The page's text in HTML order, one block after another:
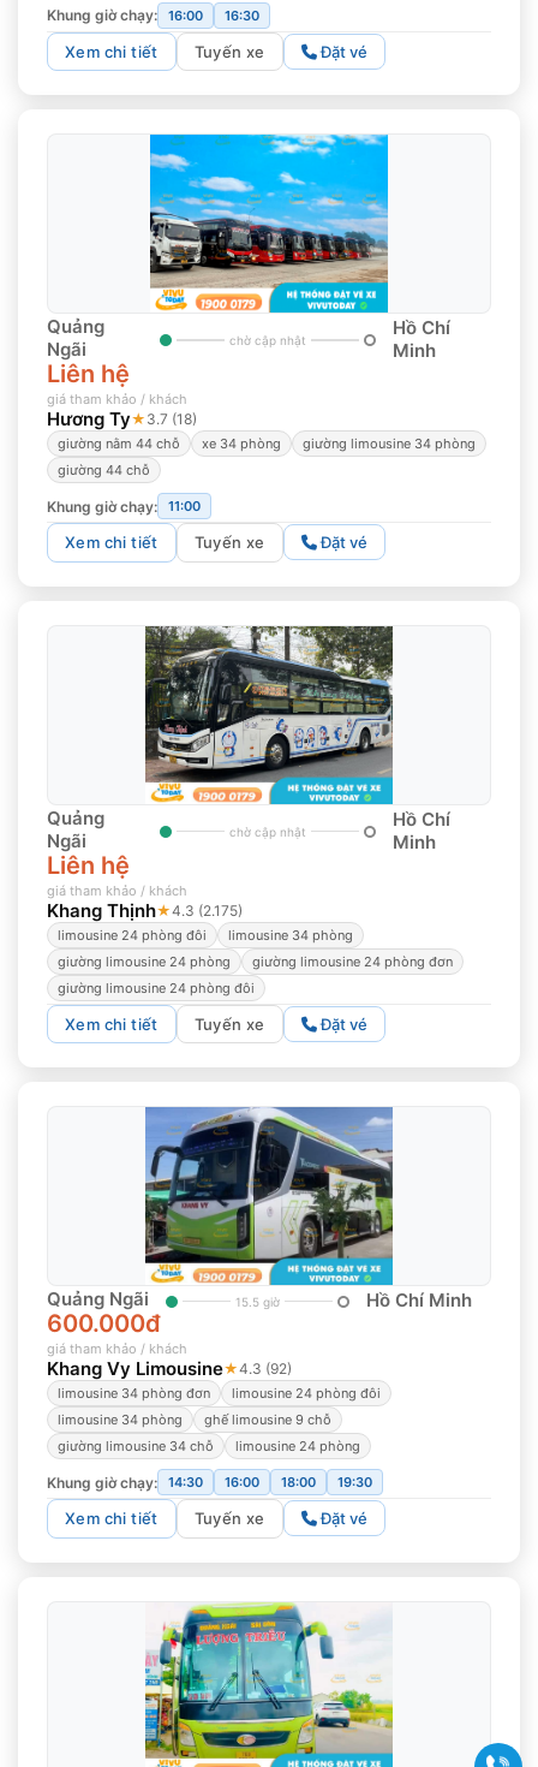
Khung giờ chạy: 16:00 16:30
Xem chi tiết Tuyến xe Đặt vé
Quảng
Ngãi
chờ cập nhật
Hồ Chí
Minh
Liên hệ
giá tham khảo / khách
Hương Ty★ 3.7 (18)
giường nằm 44 chỗ xe 34 phòng
giường limousine 34 phòng
giường 44 chỗ
Khung giờ chạy: 11:00
Xem chi tiết Tuyến xe Đặt vé
Quảng
Ngãi
chờ cập nhật
Hồ Chí
Minh
Liên hệ
giá tham khảo / khách
Khang Thịnh★4.3 (2.175)
limousine 24 phòng đôi
limousine 34 phòng
giường limousine 24 phòng
giường limousine 24 phòng đơn
giường limousine 24 phòng đôi
Xem chi tiết Tuyến xe Đặt vé
Quảng Ngãi 15.5 giờ Hồ Chí Minh
600.000đ
giá tham khảo / khách
Khang Vy Limousine★4.3 (92)
limousine 34 phòng đơn
limousine 24 phòng đôi
limousine 34 phòng
ghế limousine 9 chỗ
giường limousine 34 chỗ
limousine 24 phòng
Khung giờ chạy: 14:30 16:00 18:00 19:30
Xem chi tiết Tuyến xe Đặt vé